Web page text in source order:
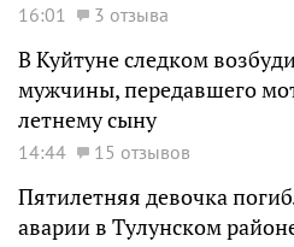
16:01 3 отзыва
В Куйтуне следком
мужчины, передавшего
летнему сыну
14:44 15 отзывов
Пятилетняя девочка
аварии в Тулунском